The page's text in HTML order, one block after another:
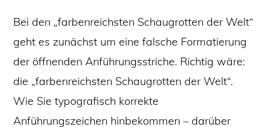
Bei den „farbenreichsten Schaugrotten der Welt“
geht es zunächst um eine falsche Formatierung
der öffnenden Anführungsstriche. Richtig wäre:
die „farbenreichsten Schaugrotten der Welt“.
Wie Sie typografisch korrekte
Anführungszeichen hinbekommen – darüber